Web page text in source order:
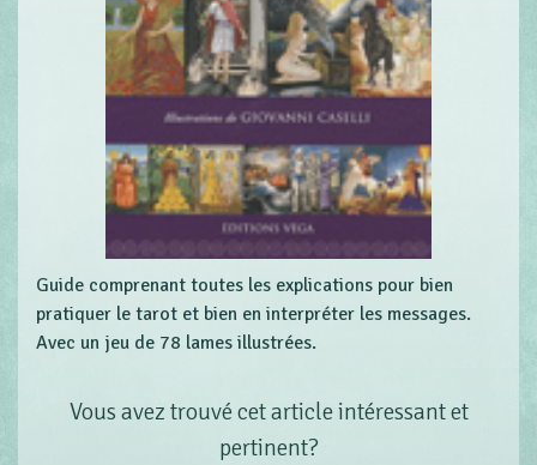
Guide comprenant toutes les explications pour bien
pratiquer le tarot et bien en interpréter les messages.
Avec un jeu de 78 lames illustrées.
Vous avez trouvé cet article intéressant et
pertinent?